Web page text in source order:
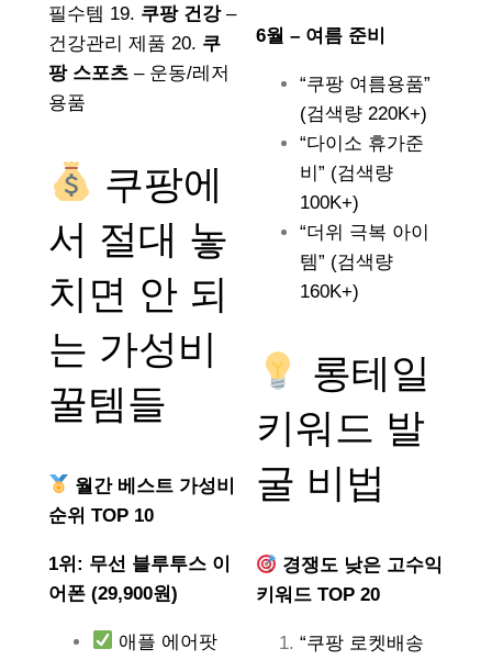
필수템 19. 쿠팡 건강–
건강관리 제품 20. 쿠
팡 스포츠 – 운동/레저
용품
쿠팡에
서 절대 놓
치면 안 되
는 가성비
꿀템들
월간 베스트 가성비
순위 TOP 10
1위: 무선 블루투스 이
어폰 (29,900원)
애플 에어팟
6월 – 여름 준비
“쿠팡 여름용품”
(검색량 220K+)
“다이소 휴가준
비” (검색량
100K+)
“더위 극복 아이
템” (검색량
160K+)
롱테일
키워드 발
굴 비법
경쟁도 낮은 고수익
키워드 TOP 20
“쿠팡 로켓배송